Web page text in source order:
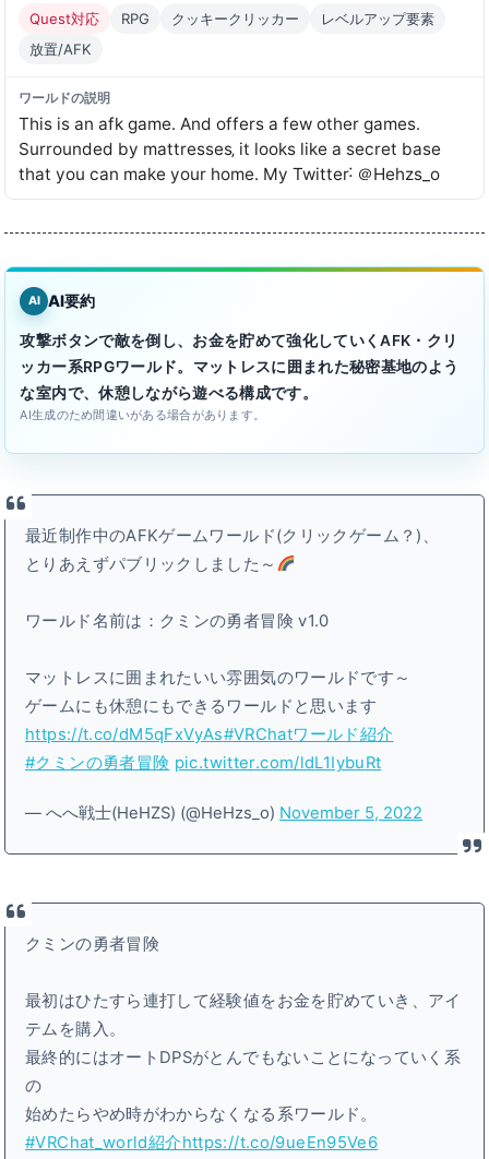
Quest対応 RPG クッキークリッカー
レベルアップ要素
放置/AFK
ワールドの説明
This is an afk game․ And offers a few other games․
Surrounded by mattresses‚ it looks like a secret base
that you can make your home․ My Twitter˸ ＠Hehzs_o
AI AI要約
攻撃ボタンで敵を倒し、お金を貯めて強化していくAFK・クリ
ッカー系RPGワールド。マットレスに囲まれた秘密基地のよう
な室内で、休憩しながら遊べる構成です。
AI生成のため間違いがある場合があります。
最近制作中のAFKゲームワールド(クリックゲーム？)、
とりあえずパブリックしました～
ワールド名前は：クミンの勇者冒険 v1.0
マットレスに囲まれたいい雰囲気のワールドです～
ゲームにも休憩にもできるワールドと思います
https://t.co/dM5qFxVyAs#VRChatワールド紹介
#クミンの勇者冒険 pic.twitter.com/ldL1IybuRt
— へへ戦士(HeHZS) (@HeHzs_o) November 5, 2022
クミンの勇者冒険
最初はひたすら連打して経験値をお金を貯めていき、アイ
テムを購入。
最終的にはオートDPSがとんでもないことになっていく系
の
始めたらやめ時がわからなくなる系ワールド。
#VRChat_world紹介https://t.co/9ueEn95Ve6